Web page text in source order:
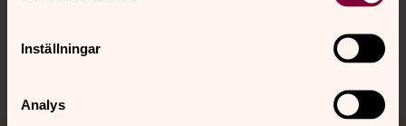
Inställningar
Analys